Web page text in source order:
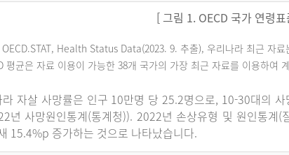
[ 그림 1. OECD 국가 연령
Health Status Data(2023. 9. 추출), 우리나라 최근 자료
평균은 자료 이용이 가능한 38개 국가의 가장 최근 자료를 이용하여
자살 사망률은 인구 10만명 당 25.2명으로, 10-30대의
년 사망원인통계(통계청)). 2022년 손상유형 및 원인통계
15.4%p 증가하는 것으로 나타났습니다.